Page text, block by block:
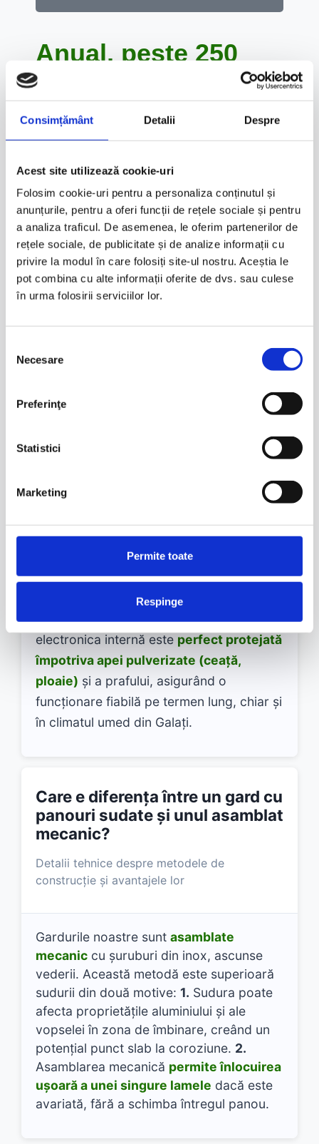
Consimțământ Detalii Despre
Acest site utilizează cookie-uri
Folosim cookie-uri pentru a personaliza conținutul și
anunțurile, pentru a oferi funcții de rețele sociale și pentru
a analiza traficul. De asemenea, le oferim partenerilor de
rețele sociale, de publicitate și de analize informații cu
privire la modul în care folosiți site-ul nostru. Aceștia le
pot combina cu alte informații oferite de dvs. sau culese
în urma folosirii serviciilor lor.
consimțământului
Necesare
Preferinţe
Statistici
Marketing
Permite toate
Respinge
Anual, peste 250
clienti au incredere
in noi
ÎNTREBĂRI
FRECVENTE – PORȚI &
GARDURI ALUMINIU
GALAȚI
automate sunt afectate de
Nu. Folosim doar motoare de la
producători consacrați, care au carcase
cu ungrad de protecție ridicat (IP -
Ingress Protection), de obicei IP44 sau
mai mare. Acest standard garantează că
electronica internă este perfect protejată
împotriva apei pulverizate (ceață,
ploaie) și a prafului, asigurând o
funcționare fiabilă pe termen lung, chiar și
în climatul umed din Galați.
Care e diferența între un gard cu
panouri sudate și unul asamblat
mecanic?
Detalii tehnice despre metodele de
construcție și avantajele lor
Gardurile noastre sunt asamblate
mecanic cu șuruburi din inox, ascunse
vederii. Această metodă este superioară
sudurii din două motive: 1. Sudura poate
afecta proprietățile aluminiului și ale
vopselei în zona de îmbinare, creând un
potențial punct slab la coroziune. 2.
Asamblarea mecanică permite înlocuirea
ușoară a unei singure lamele dacă este
avariată, fără a schimba întregul panou.